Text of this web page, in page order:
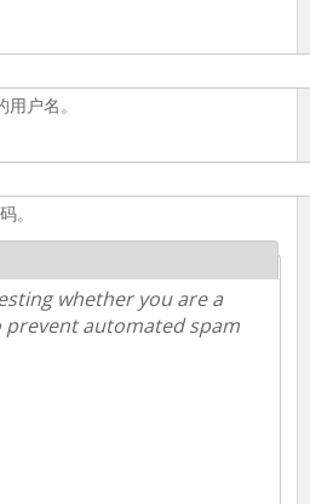
户名。
。
whether you are a
automated spam